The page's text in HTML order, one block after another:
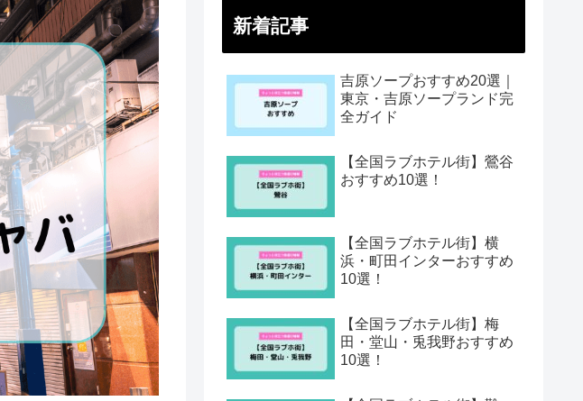
新着記事
吉原ソープおすすめ20選｜
東京・吉原ソープランド完
全ガイド
【全国ラブホテル街】鶯谷
おすすめ10選！
【全国ラブホテル街】横
浜・町田インターおすすめ
10選！
【全国ラブホテル街】梅
田・堂山・兎我野おすすめ
10選！